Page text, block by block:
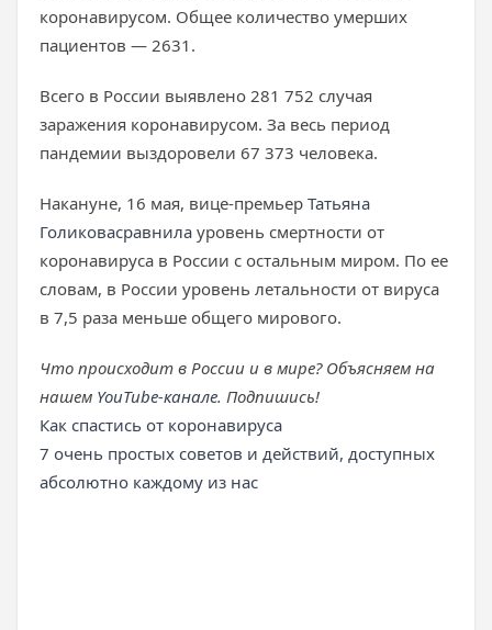
коронавирусом. Общее количество умерших
пациентов — 2631.
Всего в России выявлено 281 752 случая
заражения коронавирусом. За весь период
пандемии выздоровели 67 373 человека.
Накануне, 16 мая, вице-премьер Татьяна
Голиковасравнила уровень смертности от
коронавируса в России с остальным миром. По ее
словам, в России уровень летальности от вируса
в 7,5 раза меньше общего мирового.
Что происходит в России и в мире? Объясняем на
нашем YouTube-канале. Подпишись!
Как спастись от коронавируса
7 очень простых советов и действий, доступных
абсолютно каждому из нас